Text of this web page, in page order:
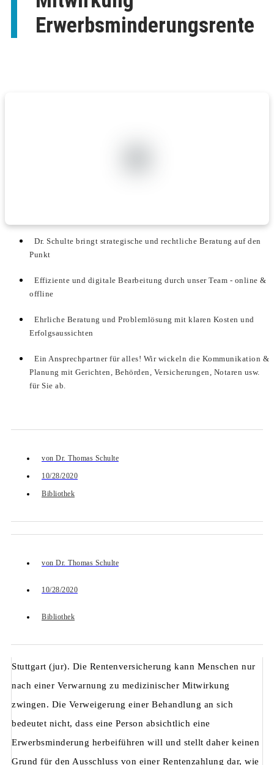
Erwerbsminderungsrente
Dr. Schulte bringt strategische und rechtliche Beratung auf den
Punkt
Effiziente und digitale Bearbeitung durch unser Team - online &
offline
Ehrliche Beratung und Problemlösung mit klaren Kosten und
Erfolgsaussichten
Ein Ansprechpartner für alles! Wir wickeln die Kommunikation &
Planung mit Gerichten, Behörden, Versicherungen, Notaren usw.
für Sie ab.
von Dr. Thomas Schulte
10/28/2020
Bibliothek
von Dr. Thomas Schulte
10/28/2020
Bibliothek
Stuttgart (jur). Die Rentenversicherung kann Menschen nur
nach einer Verwarnung zu medizinischer Mitwirkung
zwingen. Die Verweigerung einer Behandlung an sich
bedeutet nicht, dass eine Person absichtlich eine
Erwerbsminderung herbeiführen will und stellt daher keinen
Grund für den Ausschluss von einer Rentenzahlung dar, wie